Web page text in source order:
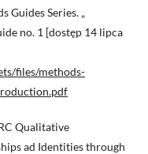
Guides Series. „
no. 1 [dostęp 14 lipca
files/methods-
Qualitative
ad Identities through